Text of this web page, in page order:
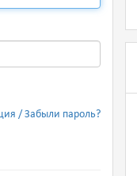
Забыли пароль?